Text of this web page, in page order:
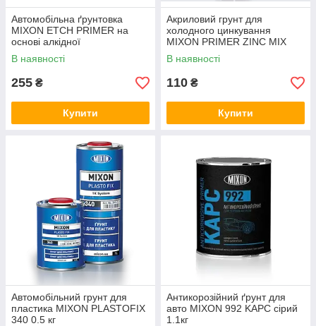
Автомобільна ґрунтовка
MIXON ETCH PRIMER на
основі алкідної
модифікованої смоли 0.8 л
В наявності
255 ₴
Купити
Акриловий грунт для
холодного цинкування
MIXON PRIMER ZINC MIX
989 0.4 кг
В наявності
110 ₴
Купити
Автомобільний грунт для
пластика MIXON PLASTOFIX
340 0.5 кг
Антикорозійний ґрунт для
авто MIXON 992 KAPC сірий
1.1кг